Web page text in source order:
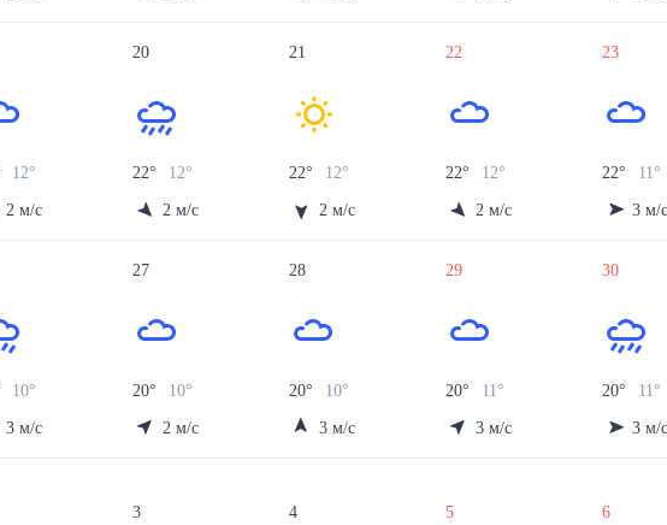
12°
2 м/с
20
22° 12°
2 м/с
21
22° 12°
2 м/с
22
22° 12°
2 м/с
23
22° 11°
3 м/с
10°
3 м/с
27
20° 10°
2 м/с
28
20° 10°
3 м/с
29
20° 11°
3 м/с
30
20° 11°
3 м/с
3 4 5 6